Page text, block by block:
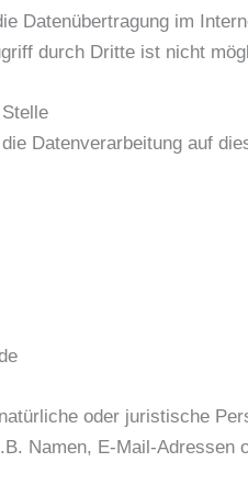
Datenübertragung im
durch Dritte ist nicht
Datenverarbeitung auf
oder juristische
Namen, E-Mail-Adressen